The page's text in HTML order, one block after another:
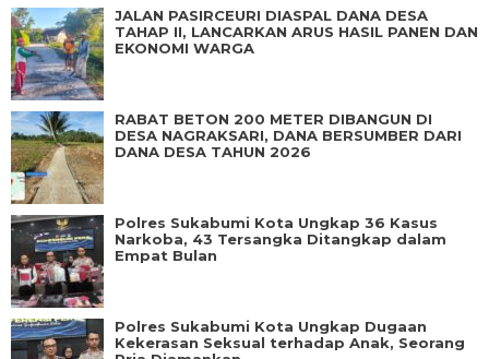
JALAN PASIRCEURI DIASPAL DANA DESA
TAHAP II, LANCARKAN ARUS HASIL PANEN DAN
EKONOMI WARGA
RABAT BETON 200 METER DIBANGUN DI
DESA NAGRAKSARI, DANA BERSUMBER DARI
DANA DESA TAHUN 2026
Polres Sukabumi Kota Ungkap 36 Kasus
Narkoba, 43 Tersangka Ditangkap dalam
Empat Bulan
Polres Sukabumi Kota Ungkap Dugaan
Kekerasan Seksual terhadap Anak, Seorang